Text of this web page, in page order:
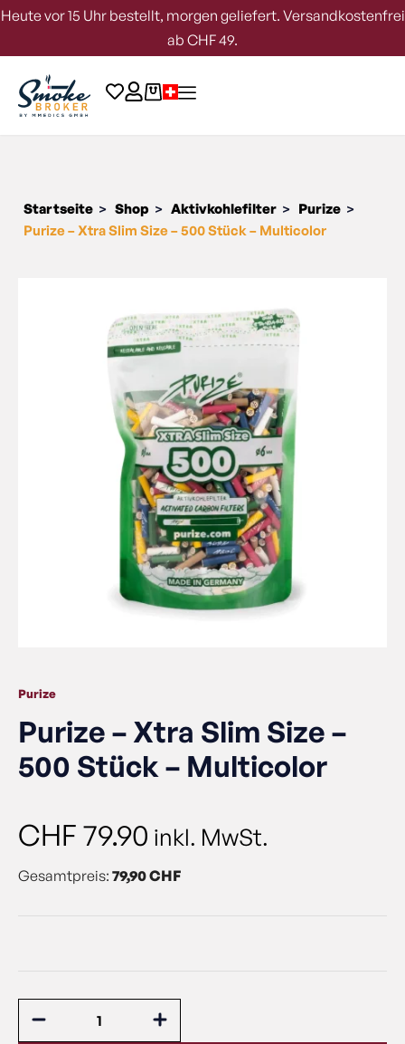
Heute vor 15 Uhr bestellt, morgen geliefert. Versandkostenfrei
ab CHF 49.
Startseite > Shop > Aktivkohlefilter > Purize >
Purize – Xtra Slim Size – 500 Stück – Multicolor
Purize
Purize – Xtra Slim Size –
500 Stück – Multicolor
CHF 79.90 inkl. MwSt.
Gesamtpreis: 79,90 CHF